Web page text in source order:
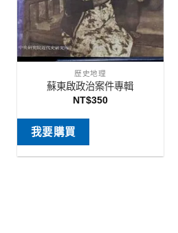
歷史地理
蘇東啟政治案件專輯
NT$350
我要購買